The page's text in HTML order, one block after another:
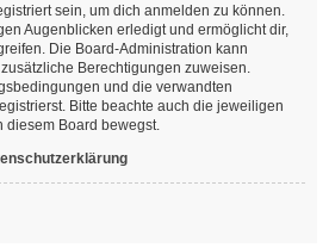
sein, um dich anmelden zu können.
Augenblicken erledigt und ermöglicht dir,
Die Board-Administration kann
Berechtigungen zuweisen.
und die verwandten
Bitte beachte auch die jeweiligen
Board bewegst.